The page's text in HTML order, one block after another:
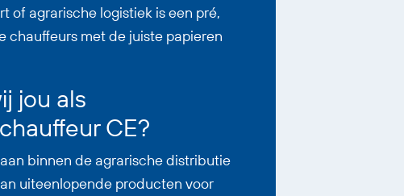
of agrarische logistiek is een pré,
chauffeurs met de juiste papieren
jou als
CE?
binnen de agrarische distributie
uiteenlopende producten voor